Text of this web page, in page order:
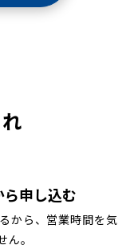
申し込む
から、営業時間を気
。